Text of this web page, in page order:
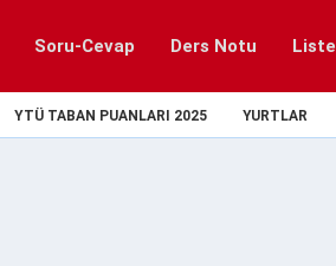
Soru-Cevap Ders Notu Liste
YTÜ TABAN PUANLARI 2025 YURTLAR